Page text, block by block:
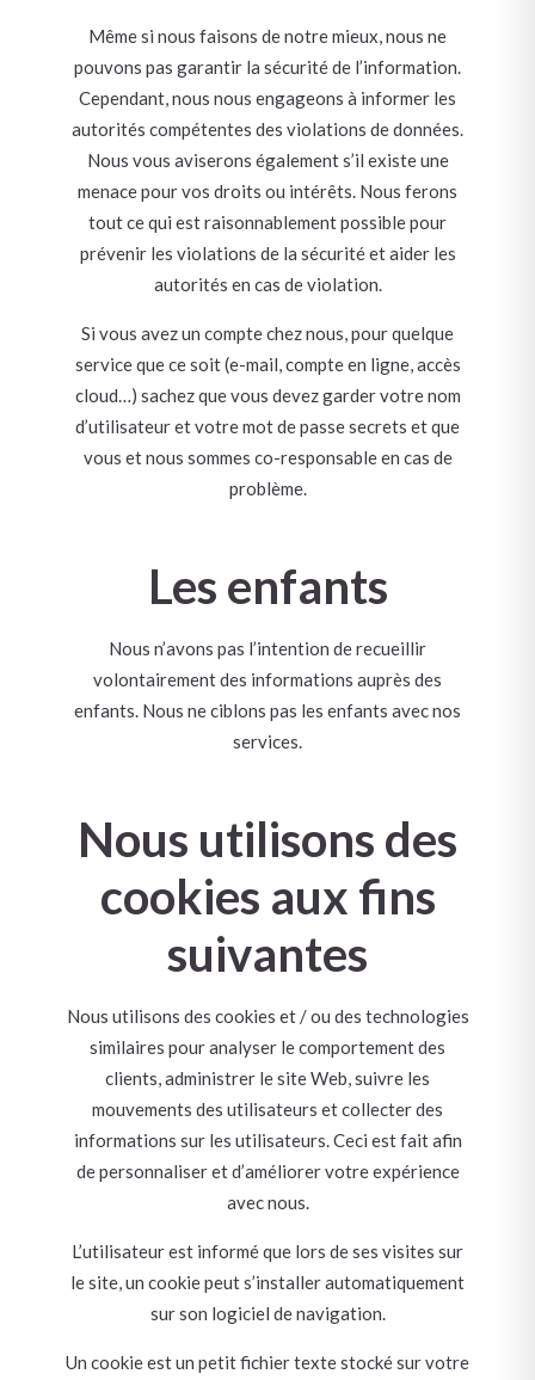
Même si nous faisons de notre mieux, nous ne
pouvons pas garantir la sécurité de l’information.
Cependant, nous nous engageons à informer les
autorités compétentes des violations de données.
Nous vous aviserons également s’il existe une
menace pour vos droits ou intérêts. Nous ferons
tout ce qui est raisonnablement possible pour
prévenir les violations de la sécurité et aider les
autorités en cas de violation.
Si vous avez un compte chez nous, pour quelque
service que ce soit (e-mail, compte en ligne, accès
cloud…) sachez que vous devez garder votre nom
d’utilisateur et votre mot de passe secrets et que
vous et nous sommes co-responsable en cas de
problème.
Les enfants
Nous n’avons pas l’intention de recueillir
volontairement des informations auprès des
enfants. Nous ne ciblons pas les enfants avec nos
services.
Nous utilisons des
cookies aux fins
suivantes
Nous utilisons des cookies et / ou des technologies
similaires pour analyser le comportement des
clients, administrer le site Web, suivre les
mouvements des utilisateurs et collecter des
informations sur les utilisateurs. Ceci est fait afin
de personnaliser et d’améliorer votre expérience
avec nous.
L’utilisateur est informé que lors de ses visites sur
le site, un cookie peut s’installer automatiquement
sur son logiciel de navigation.
Un cookie est un petit fichier texte stocké sur votre